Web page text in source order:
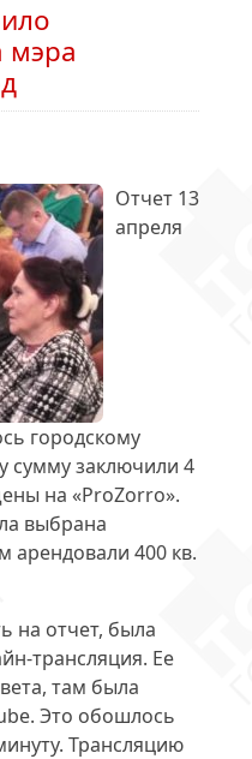
мэра
Отчет 13
апреля
городскому
сумму заключили 4
на «ProZorro».
выбрана
арендовали 400 кв.
на отчет, была
трансляция. Ее
там была
Это обошлось
Трансляцию